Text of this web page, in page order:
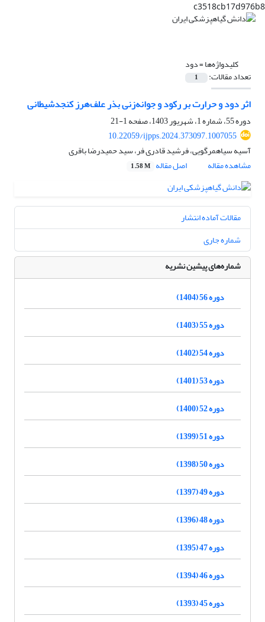
c3518cb17d976b8
کلیدواژه‌ها =دود
تعداد مقالات: 1
اثر دود و حرارت بر رکود و جوانه‌زنی بذر علف‌هرز کنجدشیطانی
دوره 55، شماره 1، شهریور 1403، صفحه
1-21
10.22059/ijpps.2024.373097.1007055
آسیه سیاهمرگویی، فرشید قادری فر، سید حمیدرضا باقری
مشاهده مقاله
اصل مقاله 1.58 M
مقالات آماده انتشار
شماره جاری
شماره‌های پیشین نشریه
دوره 56 (1404)
دوره 55 (1403)
دوره 54 (1402)
دوره 53 (1401)
دوره 52 (1400)
دوره 51 (1399)
دوره 50 (1398)
دوره 49 (1397)
دوره 48 (1396)
دوره 47 (1395)
دوره 46 (1394)
دوره 45 (1393)